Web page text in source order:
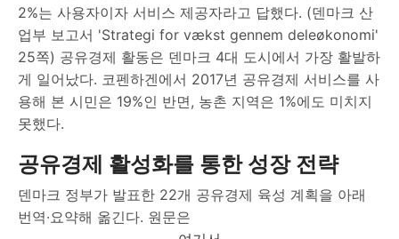
2%는 사용자이자 서비스 제공자라고 답했다. (덴마크 산
업부 보고서 'Strategi for vækst gennem deleøkonomi'
25쪽) 공유경제 활동은 덴마크 4대 도시에서 가장 활발하
게 일어났다. 코펜하겐에서 2017년 공유경제 서비스를 사
용해 본 시민은 19%인 반면, 농촌 지역은 1%에도 미치지
못했다.
공유경제 활성화를 통한 성장 전략
덴마크 정부가 발표한 22개 공유경제 육성 계획을 아래
번역∙요약해 옮긴다. 원문은